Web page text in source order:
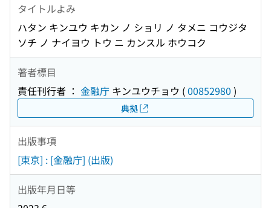
タイトルよみ
ハタン キンユウ キカン ノ ショリ ノ タメニ コウジタ
ソチ ノ ナイヨウ トウ ニ カンスル ホウコク
著者標目
責任刊行者 ： 金融庁 キンユウチョウ (00852980 )
典拠
出版事項
[東京] : [金融庁] (出版)
出版年月日等